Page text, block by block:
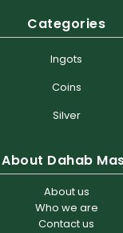
Categories
Ingots
Coins
Silver
About Dahab
About us
Who we are
Contact us